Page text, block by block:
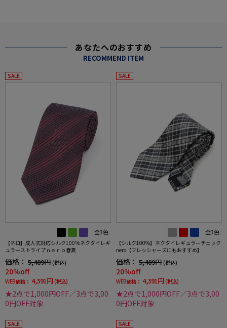
あなたへのおすすめ
RECOMMEND ITEM
SALE
全3色
【ネロ】成人式対応シルク100％ネクタイレギ
ュラーストライプｎｅｒｏ春夏
価格： 5,489円 (税込)
20%off
WEB価格： 4,391円 (税込)
★2点で1,000円OFF／3点で3,00
0円OFF対象
SALE
全3色
【シルク100%】ネクタイレギュラーチェック
nero【フレッシャーズにもおすすめ】
価格： 5,489円 (税込)
20%off
WEB価格： 4,391円 (税込)
★2点で1,000円OFF／3点で3,00
0円OFF対象
SALE SALE